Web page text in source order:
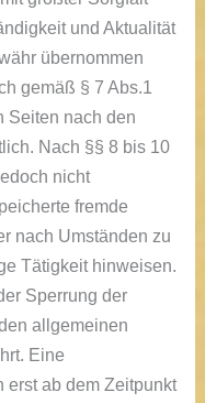
und Aktualität
übernommen
gemäß § 7 Abs.1
Seiten nach den
Nach §§ 8 bis 10
nicht
fremde
nach Umständen zu
Tätigkeit hinweisen.
Sperrung der
allgemeinen
Eine
ab dem Zeitpunkt